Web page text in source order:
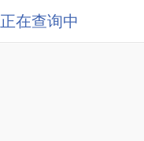
正在查询中